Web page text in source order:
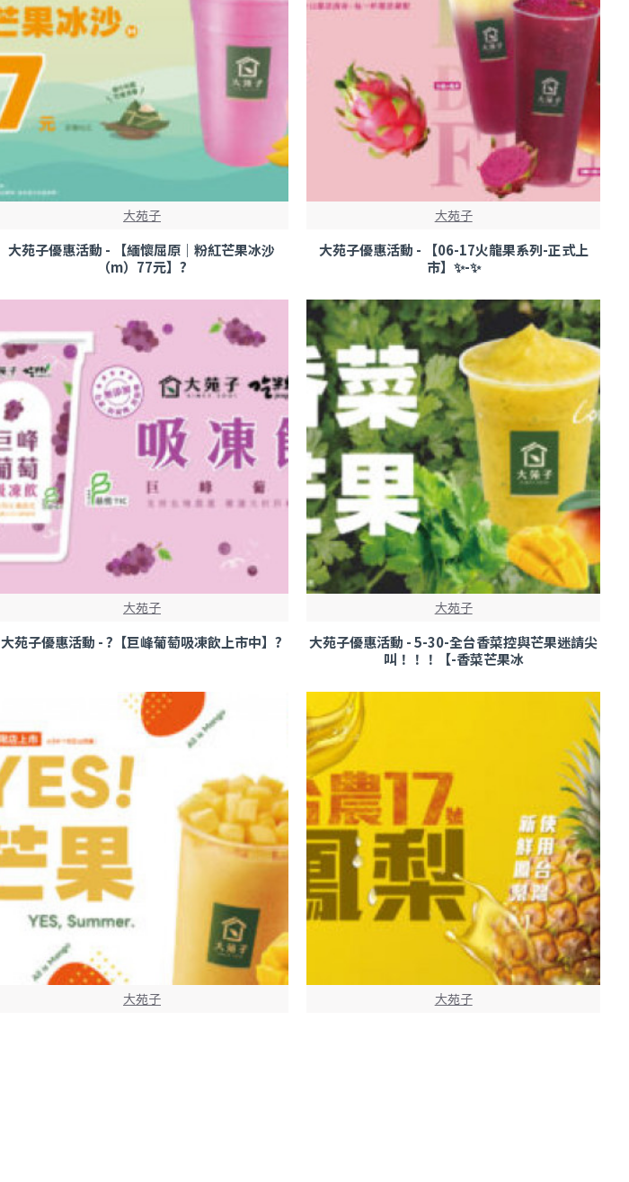
大苑子
大苑子優惠活動 - 【緬懷屈原｜粉紅芒果冰沙
（m）77元】?
大苑子
大苑子優惠活動 - 【06-17火龍果系列-正式上
市】✨-✨
大苑子
大苑子優惠活動 - ?【巨峰葡萄吸凍飲上市中】?
大苑子
大苑子優惠活動 - 5-30-全台香菜控與芒果迷請尖
叫！！！【-香菜芒果冰
大苑子 大苑子